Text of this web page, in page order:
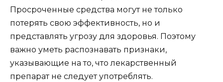
Просроченные средства могут не только
потерять свою эффективность, но и
представлять угрозу для здоровья. Поэтому
важно уметь распознавать признаки,
указывающие на то, что лекарственный
препарат не следует употреблять.